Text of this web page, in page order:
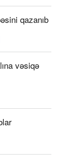
qazanıb
vəsiqə